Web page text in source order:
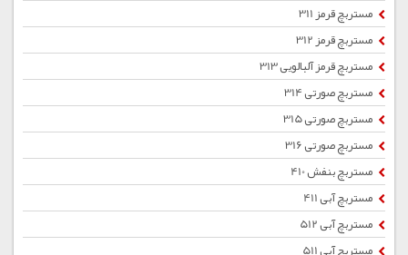
مستربچ قرمز 311
مستربچ قرمز 312
مستربچ قرمز آلبالویی 313
مستربچ صورتی 314
مستربچ صورتی 315
مستربچ صورتی 316
مستربچ بنفش 410
مستربچ آبی 411
مستربچ آبی 512